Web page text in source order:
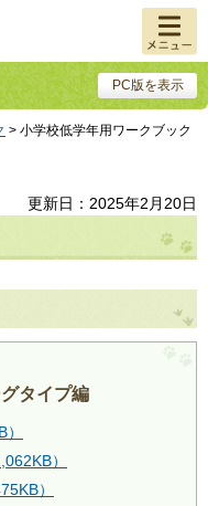
PC版を表示
メニュ
ー
> 小学校低学年用ワークブック
更新日：2025年2月20日
タイプ編
）
）